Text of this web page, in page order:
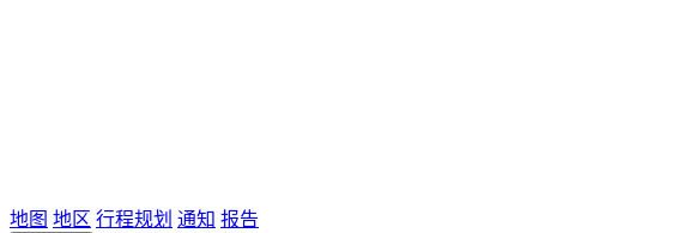
地图 地区 行程规划 通知 报告